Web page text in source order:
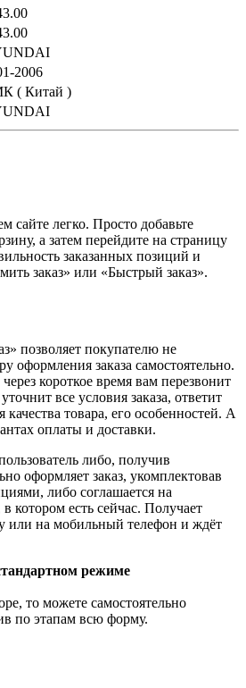
2006
( Китай )
сайте легко. Просто добавьте
а затем перейдите на страницу
заказанных позиций и
заказ» или «Быстрый заказ».
позволяет покупателю не
оформления заказа самостоятельно.
короткое время вам перезвонит
все условия заказа, ответит
товара, его особенностей. А
оплаты и доставки.
либо, получив
оформляет заказ, укомплектовав
либо соглашается на
котором есть сейчас. Получает
или на мобильный телефон и ждёт
режиме
то можете самостоятельно
по этапам всю форму.